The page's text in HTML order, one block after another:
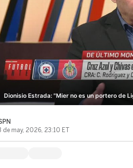
Dionisio Estrada: "Mier no es un portero de
de may, 2026, 23:10 ET